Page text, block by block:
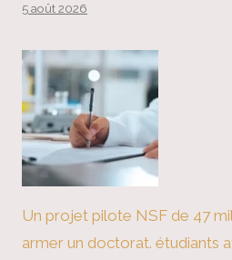
5 août 2026
Un projet pilote NSF de 47
armer un doctorat. étudiants